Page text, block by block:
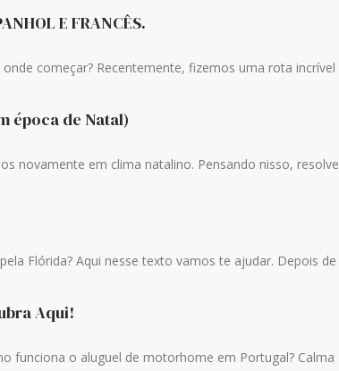
E FRANCÊS.
começar? Recentemente, fizemos uma rota incrível
época de Natal)
em clima natalino. Pensando nisso,
Flórida? Aqui nesse texto vamos te ajudar. Depois de
Aqui!
o aluguel de motorhome em Portugal? Calma